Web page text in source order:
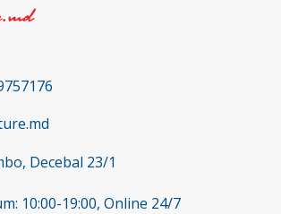
Decebal 23/1
10:00-19:00, Online 24/7